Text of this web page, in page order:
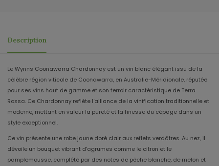
Description
Le Wynns Coonawarra Chardonnay est un vin blanc élégant issu de la
célèbre région viticole de Coonawarra, en Australie-Méridionale, réputée
pour ses vins haut de gamme et son terroir caractéristique de Terra
Rossa. Ce Chardonnay reflète l'alliance de la vinification traditionnelle et
moderne, mettant en valeur la pureté et la finesse du cépage dans un
style exceptionnel.
Ce vin présente une robe jaune doré clair aux reflets verdâtres. Au nez, il
dévoile un bouquet vibrant d'agrumes comme le citron et le
pamplemousse, complété par des notes de pêche blanche, de melon et